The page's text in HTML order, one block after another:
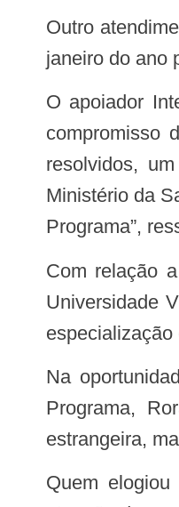
Outro atendimento facilitado pelos intercambistas foi o de hipertensão arterial. Ocorreu um crescimento de 8,7%. Enquanto em
janeiro do ano
O apoiador Interfederativo do Ministério da Saúde em Roraima, Namis Levino, mencionou que o seminário encerrou com o
compromisso
resolvidos,
Ministério da
Programa”,
Com relação a internet, uma alternativa que poderá ser firmada é entre a Secretaria de Estado da Saúde com a Fundação
Universidade
especialização
Na oportunidade, Levino acredita que da mesma forma que houve um índice de aprovação de 74,8% dos brasileiros pelo
Programa,
estrangeira,
Quem elogiou bastante o programa durante o Seminário em Roraima, foram as lideranças indígenas. “Todos elogiaram a